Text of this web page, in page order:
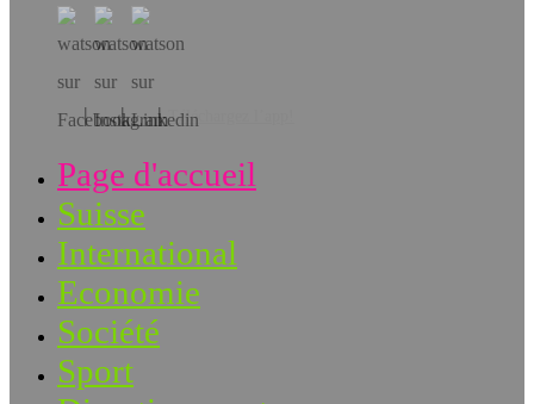
Téléchargez l’app!
Page d'accueil
Suisse
International
Economie
Société
Sport